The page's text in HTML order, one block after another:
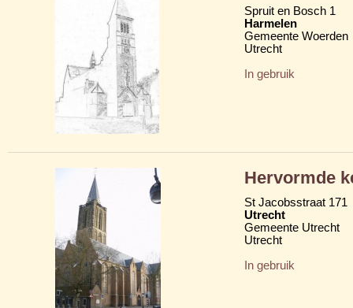
Spruit en Bosch 1
Harmelen
Gemeente Woerden
Utrecht
In gebruik
Hervormde
St Jacobsstraat 171
Utrecht
Gemeente Utrecht
Utrecht
In gebruik